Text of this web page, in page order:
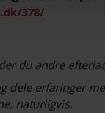
378/
du andre
dele erfaringer
naturligvis.